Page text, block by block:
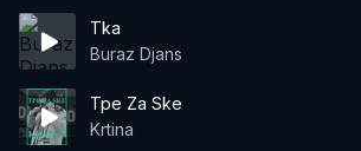
Tka
Buraz Djans
Tpe Za Ske
Krtina